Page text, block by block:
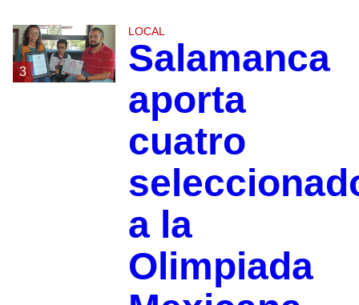
3
LOCAL
Salamanca
aporta
cuatro
a la
Olimpiada